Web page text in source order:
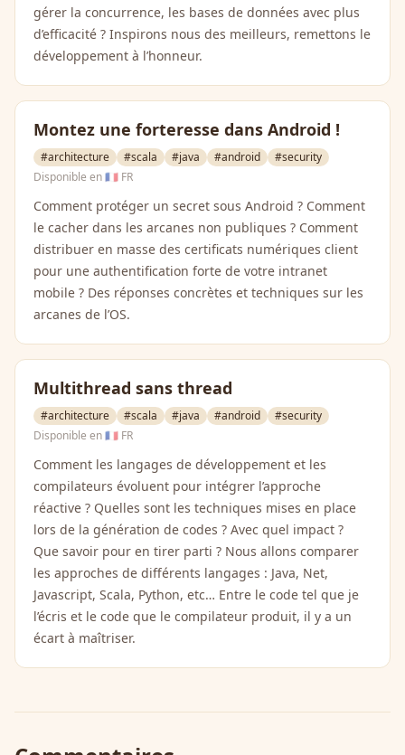
gérer la concurrence, les bases de données avec plus
d’efficacité ? Inspirons nous des meilleurs, remettons le
développement à l’honneur.
Montez une forteresse dans Android !
#architecture #scala #java #android
#security
Disponible en🇫🇷 FR
Comment protéger un secret sous Android ? Comment
le cacher dans les arcanes non publiques ? Comment
distribuer en masse des certificats numériques client
pour une authentification forte de votre intranet
mobile ? Des réponses concrètes et techniques sur les
arcanes de l’OS.
Multithread sans thread
#architecture #scala #java #android
#security
Disponible en🇫🇷 FR
Comment les langages de développement et les
compilateurs évoluent pour intégrer l’approche
réactive ? Quelles sont les techniques mises en place
lors de la génération de codes ? Avec quel impact ?
Que savoir pour en tirer parti ? Nous allons comparer
les approches de différents langages : Java, Net,
Javascript, Scala, Python, etc… Entre le code tel que je
l’écris et le code que le compilateur produit, il y a un
écart à maîtriser.